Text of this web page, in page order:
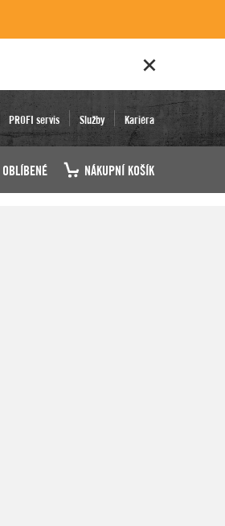
PROFI servis Služby Kariéra
OBLÍBENÉ NÁKUPNÍ KOŠÍK